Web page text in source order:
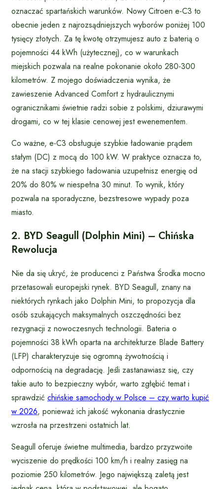
oznaczać spartańskich warunków. Nowy Citroen e-C3 to
obecnie jeden z najrozsądniejszych wyborów poniżej 100
tysięcy złotych. Za tę kwotę otrzymujesz auto z baterią o
pojemności 44 kWh (użytecznej), co w warunkach
miejskich pozwala na realne pokonanie około 280-300
kilometrów. Z mojego doświadczenia wynika, że
zawieszenie Advanced Comfort z hydraulicznymi
ogranicznikami świetnie radzi sobie z polskimi, dziurawymi
drogami, co w tej klasie cenowej jest ewenementem.
Co ważne, e-C3 obsługuje szybkie ładowanie prądem
stałym (DC) z mocą do 100 kW. W praktyce oznacza to,
że na stacji szybkiego ładowania uzupełnisz energię od
20% do 80% w niespełna 30 minut. To wynik, który
pozwala na sporadyczne, bezstresowe wypady poza
miasto.
2. BYD Seagull (Dolphin Mini) – Chińska
Rewolucja
Nie da się ukryć, że producenci z Państwa Środka mocno
przetasowali europejski rynek. BYD Seagull, znany na
niektórych rynkach jako Dolphin Mini, to propozycja dla
osób szukających maksymalnych oszczędności bez
rezygnacji z nowoczesnych technologii. Bateria o
pojemności 38 kWh oparta na architekturze Blade Battery
(LFP) charakteryzuje się ogromną żywotnością i
odpornością na degradację. Jeśli zastanawiasz się, czy
takie auto to bezpieczny wybór, warto zgłębić temat i
sprawdzić chińskie samochody w Polsce – czy warto kupić
w 2026, ponieważ ich jakość wykonania drastycznie
wzrosła na przestrzeni ostatnich lat.
Seagull oferuje świetne multimedia, bardzo przyzwoite
wyciszenie do prędkości 100 km/h i realny zasięg na
poziomie 250 kilometrów. Jego największą zaletą jest